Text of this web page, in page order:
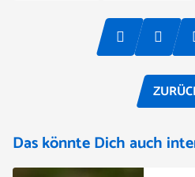
Das könnte Dich auch